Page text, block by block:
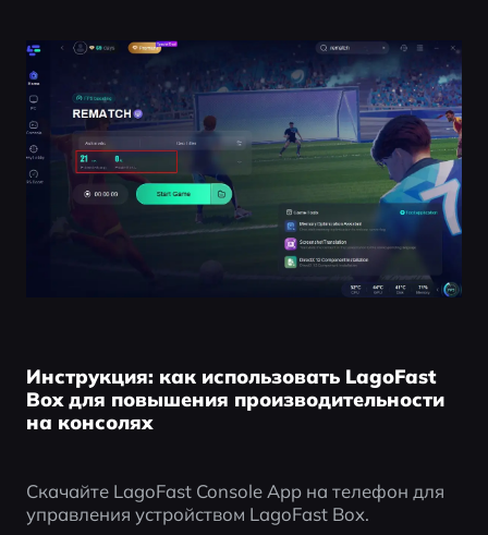
Инструкция: как использовать LagoFast
Box для повышения производительности
на консолях
Скачайте LagoFast Console App на телефон для
управления устройством LagoFast Box.